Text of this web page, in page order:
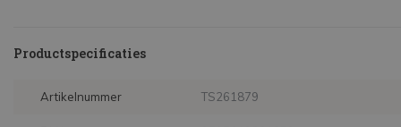
Productspecificaties
Artikelnummer TS261879